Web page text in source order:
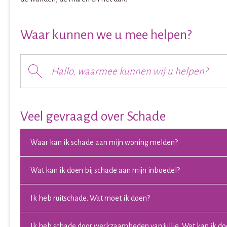
Waar kunnen we u mee helpen?
Veel gevraagd over Schade
Waar kan ik schade aan mijn woning melden?
Wat kan ik doen bij schade aan mijn inboedel?
Ik heb ruitschade. Wat moet ik doen?